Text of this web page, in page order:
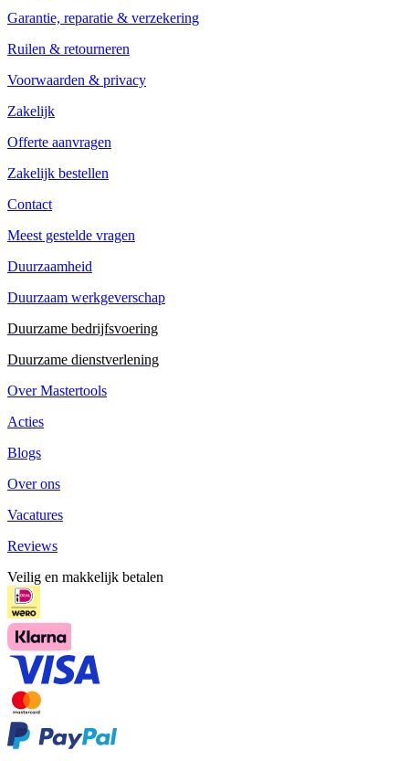
Garantie, reparatie & verzekering
Ruilen & retourneren
Voorwaarden & privacy
Zakelijk
Offerte aanvragen
Zakelijk bestellen
Contact
Meest gestelde vragen
Duurzaamheid
Duurzaam werkgeverschap
Duurzame bedrijfsvoering
Duurzame dienstverlening
Over Mastertools
Acties
Blogs
Over ons
Vacatures
Reviews
Veilig en makkelijk betalen